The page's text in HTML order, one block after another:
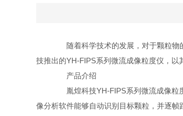
随着科学技术的发展，对于颗粒物的
技推出的YH-FIPS系列微流成像粒度仪，以
产品介绍
胤煌科技YH-FIPS系列微流成像粒度
像分析软件能够自动识别目标颗粒，并逐